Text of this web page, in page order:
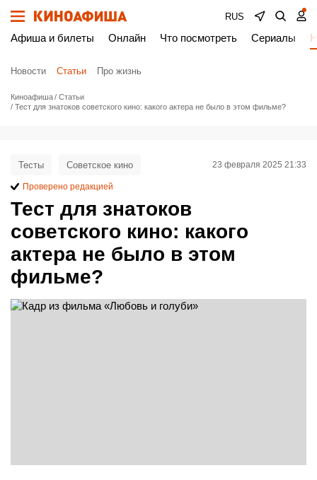
RUS
Афиша и билеты Онлайн Что посмотреть Сериалы
Новости Статьи Про жизнь
Киноафиша
Статьи
Тест для знатоков советского кино: какого актера не было в этом фильме?
Тест для знатоков
советского кино: какого
актера не было в этом
фильме?
Тесты Советское кино 23 февраля 2025 21:33
Проверено редакцией